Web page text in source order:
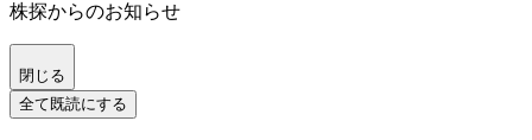
株探からのお知らせ
閉じる
全て既読にする